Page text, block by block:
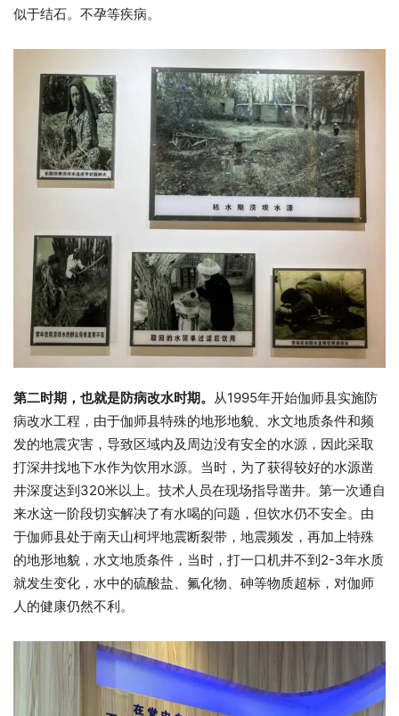
似于结石。不孕等疾病。
第二时期，也就是防病改水时期。 从1995年开始伽师县实施防
病改水工程，由于伽师县特殊的地形地貌、水文地质条件和频
发的地震灾害，导致区域内及周边没有安全的水源，因此采取
打深井找地下水作为饮用水源。当时，为了获得较好的水源凿
井深度达到320米以上。技术人员在现场指导凿井。第一次通自
来水这一阶段切实解决了有水喝的问题，但饮水仍不安全。由
于伽师县处于南天山柯坪地震断裂带，地震频发，再加上特殊
的地形地貌，水文地质条件，当时，打一口机井不到2-3年水质
就发生变化，水中的硫酸盐、氟化物、砷等物质超标，对伽师
人的健康仍然不利。